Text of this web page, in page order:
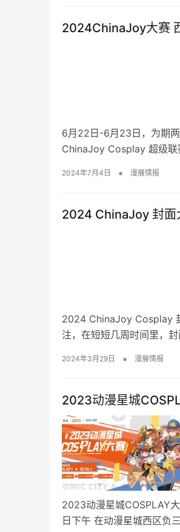
2024ChinaJoy大赛
6月22日-6月23日，为期
ChinaJoy Cosplay 超级
2024年7月4日 • 漫展情报
2024 ChinaJoy 封面
2024 ChinaJoy Cosplay
注，在短短几周时间里，
2024年3月29日 • 漫展情报
2023动漫星城
2023动漫星城COSPLAY
日下午 在动漫星城西区